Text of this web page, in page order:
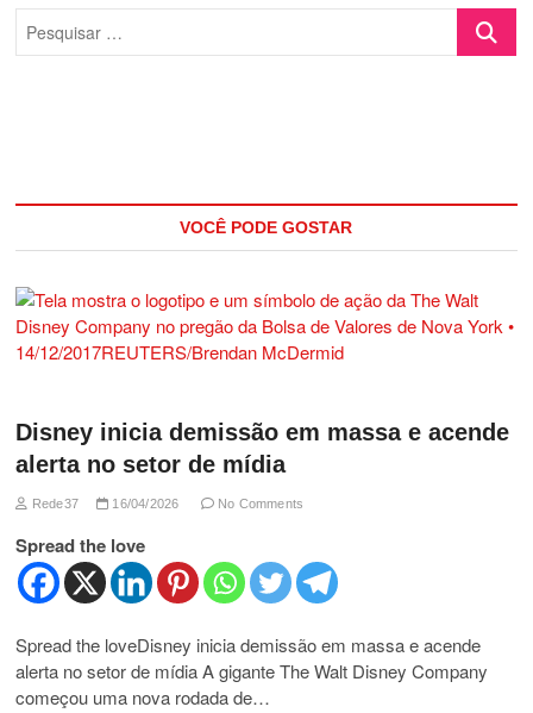
VOCÊ PODE GOSTAR
Disney inicia demissão em massa e acende
alerta no setor de mídia
Rede37 16/04/2026 No Comments
Spread the love
Spread the loveDisney inicia demissão em massa e acende
alerta no setor de mídia A gigante The Walt Disney Company
começou uma nova rodada de…